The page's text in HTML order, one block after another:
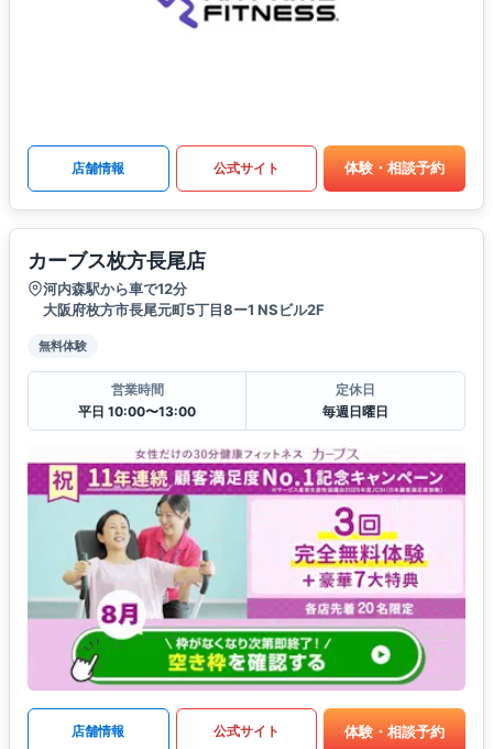
店舗情報 公式サイト 体験・相談予約
カーブス枚方長尾店
河内森駅から車で12分
大阪府枚方市長尾元町5丁目8ー1 NSビル2F
無料体験
営業時間
平日 10:00〜13:00
定休日
毎週日曜日
店舗情報 公式サイト 体験・相談予約